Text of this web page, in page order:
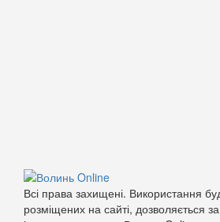
Всі права захищені. Використання
розміщених на сайті, дозволяється